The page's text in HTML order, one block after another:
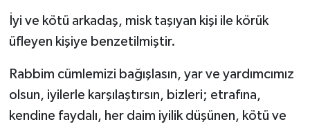
İyi ve kötü arkadaş, misk taşıyan kişi ile körük
üfleyen kişiye benzetilmiştir.
Rabbim cümlemizi bağışlasın, yar ve yardımcımız
olsun, iyilerle karşılaştırsın, bizleri; etrafına,
kendine faydalı, her daim iyilik düşünen, kötü ve